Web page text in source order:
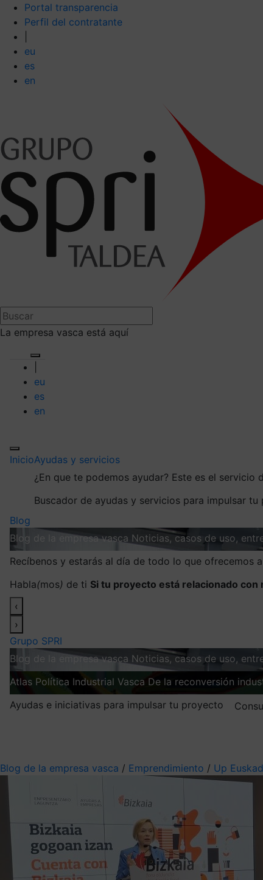
Portal transparencia
Perfil del contratante
eu
es
en
La empresa vasca está aquí
eu
es
en
InicioAyudas y servicios
¿En que te podemos ayudar? Este es el servicio
Buscador de ayudas y servicios para impulsar tu
Blog
Blog de la empresa vasca Noticias, casos de uso,
Recíbenos y estarás al día de todo lo que ofrecemos
Habla(mos) de ti Si tu proyecto está relacionado con
‹
›
Grupo SPRI
Blog de la empresa vasca Noticias, casos de uso,
Atlas Política Industrial Vasca De la reconversión
Ayudas e iniciativas para impulsar tu proyecto
Blog de la empresa vasca / Emprendimiento / Up